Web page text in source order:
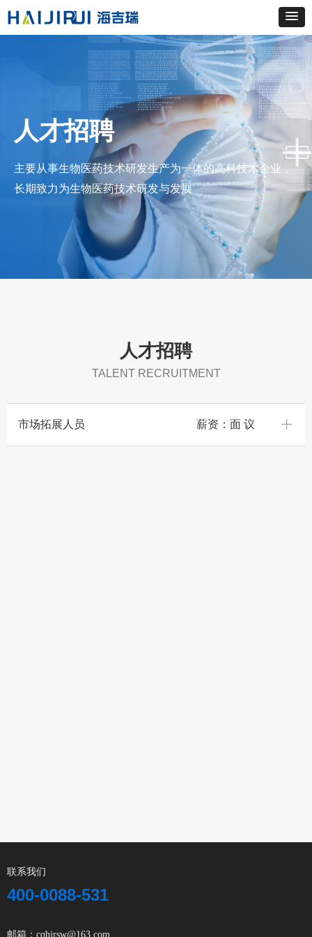
人才招聘
TALENT RECRUITMENT
人才招聘
主要从事生物医药技术研发生产为一体的高科技术企业，
长期致力为生物医药技术研发与发展
市场拓展人员 薪资：面 议 ꄶ
联系我们
400-0088-531
邮箱：cqhjrsw@163.com